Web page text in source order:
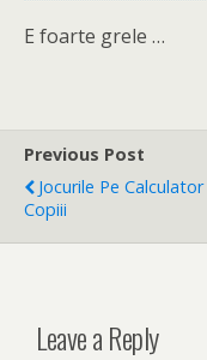
E foarte grele …
Previous Post
Jocurile Pe Calculator
Copiii
Leave a Reply